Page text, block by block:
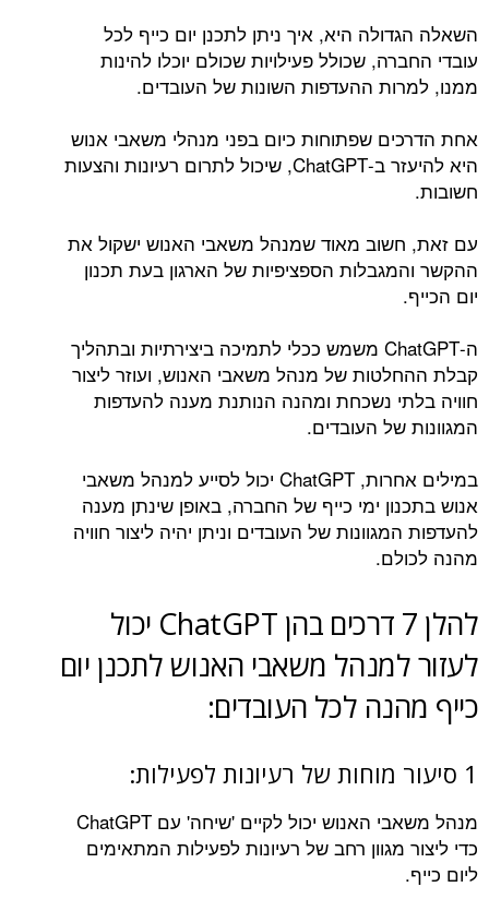
השאלה הגדולה היא, איך ניתן לתכנן יום כייף לכל
עובדי החברה, שכולל פעילויות שכולם יוכלו להינות
ממנו, למרות ההעדפות השונות של העובדים.
אחת הדרכים שפתוחות כיום בפני מנהלי משאבי אנוש
היא להיעזר ב-ChatGPT, שיכול לתרום רעיונות והצעות
חשובות.
עם זאת, חשוב מאוד שמנהל משאבי האנוש ישקול את
ההקשר והמגבלות הספציפיות של הארגון בעת תכנון
יום הכייף.
ה-ChatGPT משמש ככלי לתמיכה ביצירתיות ובתהליך
קבלת ההחלטות של מנהל משאבי האנוש, ועוזר ליצור
חוויה בלתי נשכחת ומהנה הנותנת מענה להעדפות
המגוונות של העובדים.
במילים אחרות, ChatGPT יכול לסייע למנהל משאבי
אנוש בתכנון ימי כייף של החברה, באופן שינתן מענה
להעדפות המגוונות של העובדים וניתן יהיה ליצור חוויה
מהנה לכולם.
להלן 7 דרכים בהן ChatGPT יכול
לעזור למנהל משאבי האנוש לתכנן יום
כייף מהנה לכל העובדים:
1 סיעור מוחות של רעיונות לפעילות:
מנהל משאבי האנוש יכול לקיים 'שיחה' עם ChatGPT
כדי ליצור מגוון רחב של רעיונות לפעילות המתאימים
ליום כייף.